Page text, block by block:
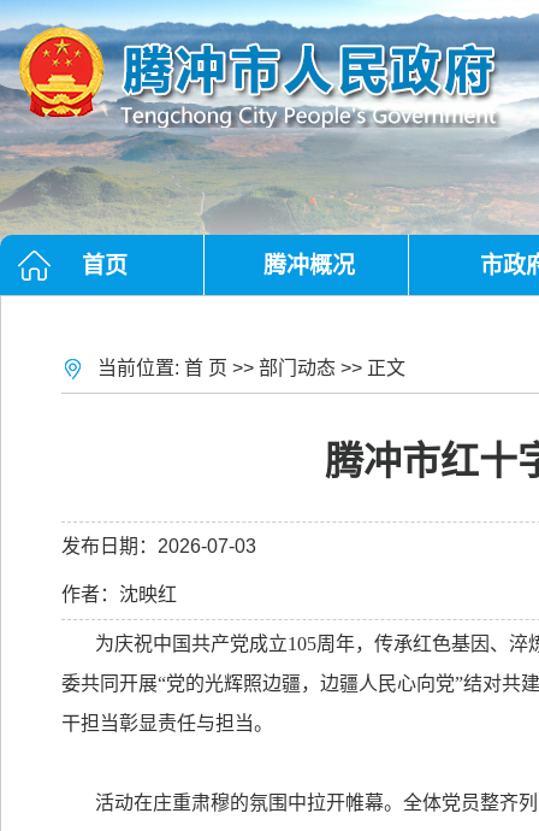
首页 腾冲概况 市政
当前位置: 首 页 >> 部门动态 >> 正文
腾冲市红十
发布日期：2026-07-03
作者：沈映红
为庆祝中国共产党成立105周年，传承红色基因、淬
委共同开展“党的光辉照边疆，边疆人民心向党”结对共
干担当彰显责任与担当。
活动在庄重肃穆的氛围中拉开帷幕。全体党员整齐